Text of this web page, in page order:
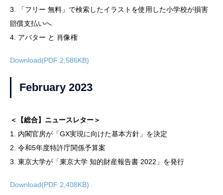
3. 「フリー 無料」で検索したイラストを使用した小学校が損害
賠償支払いへ
4. アバター と 肖像権
Download(PDF 2,586KB)
February 2023
＜【総合】ニュースレター＞
1. 内閣官房が「GX実現に向けた基本方針」を決定
2. 令和5年度特許庁関係予算案
3. 東京大学が「東京大学 知的財産報告書 2022」を発行
Download(PDF 2,408KB)